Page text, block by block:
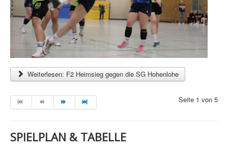
Weiterlesen: F2 Heimsieg gegen die SG Hohenlohe
Seite 1 von 5
SPIELPLAN & TABELLE